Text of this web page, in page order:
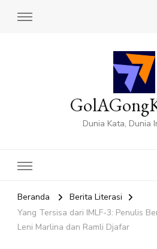
Dunia Kata, Dunia
Beranda
Berita Literasi
Yang Tersisa dari IMLF-3: Penulis
Leni Marlina dan Ramli Djafar